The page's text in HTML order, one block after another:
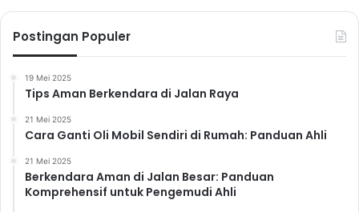
benda yang kotor. Ini adalah cara hidup sehat yang
sederhana namun sangat efektif untuk mencegah
infeksi.
9. Berhenti Merokok:
Lindungi Kesehatan Paru-
Paru
Merokok sangat berbahaya bagi kesehatan.
merokok dapat mengurangi risiko berbagai
penyakit,
seperti kanker paru-paru, penyakit jantung,
Postingan Populer
19 Mei 2025
Tips Aman Berkendara di Jalan Raya
21 Mei 2025
Cara Ganti Oli Mobil Sendiri di Rumah: Panduan Ahli
21 Mei 2025
Berkendara Aman di Jalan Besar: Panduan
Komprehensif untuk Pengemudi Ahli